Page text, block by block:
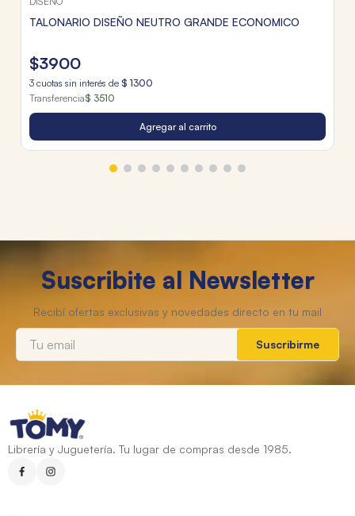
TALONARIO DISEÑO NEUTRO GRANDE ECONOMICO
$3900
3 cuotas sin interés de $ 1300
Transferencia$ 3510
Agregar al carrito
Suscribite al Newsletter
Suscribirme
Librería y Juguetería. Tu lugar de compras desde 1985.